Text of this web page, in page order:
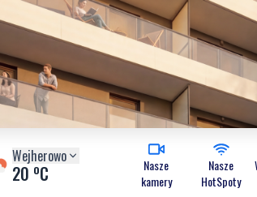
Wejherowo
20 oC
Nasze
kamery
Nasze
HotSpoty